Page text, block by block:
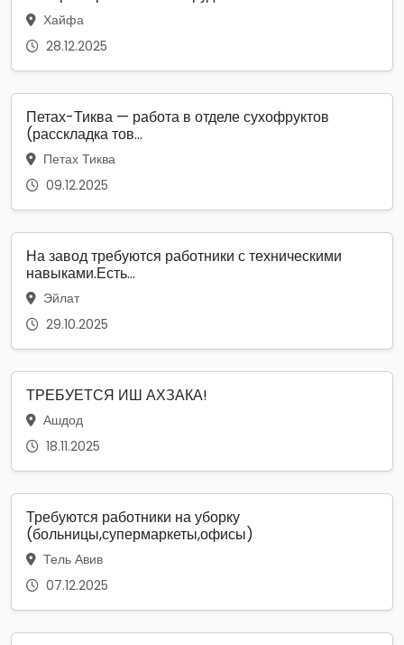
Хайфа
28.12.2025
Петах-Тиква — работа в отделе сухофруктов
(расскладка тов...
Петах Тиква
09.12.2025
На завод требуются работники с техническими
навыками.Есть...
Эйлат
29.10.2025
ТРЕБУЕТСЯ ИШ АХЗАКА!
Ашдод
18.11.2025
Требуются работники на уборку
(больницы,супермаркеты,офисы)
Тель Авив
07.12.2025